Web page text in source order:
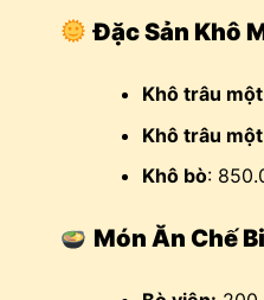
Đặc Sản Khô
Khô trâu
Khô trâu
Khô bò:
Món Ăn Chế